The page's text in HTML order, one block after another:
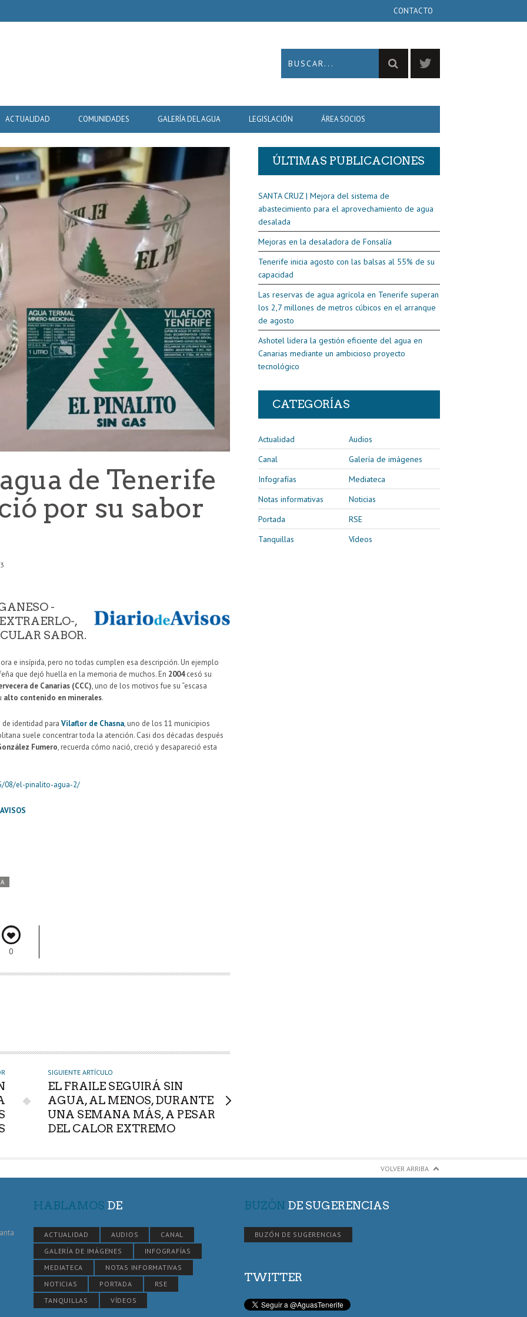
CONTACTO
ACTUALIDAD COMUNIDADES GALERÍA DEL AGUA LEGISLACIÓN ÁREA SOCIOS
de Tenerife
por su sabor
-
,
SABOR.
e insípida, pero no todas cumplen esa descripción. Un ejemplo
que dejó huella en la memoria de muchos. En 2004cesó su
de Canarias (CCC), uno de los motivos fue su “escasa
alto contenido en minerales.
identidad para Vilaflor de Chasna, uno de los 11 municipios
suele concentrar toda la atención. Casi dos décadas después
Fumero, recuerda cómo nació, creció y desapareció esta
08/el-pinalito-agua-2/
0
SIGUIENTE ARTÍCULO
EL FRAILE SEGUIRÁ SIN
AGUA, AL MENOS, DURANTE
UNA SEMANA MÁS, A PESAR
DEL CALOR EXTREMO
ÚLTIMAS PUBLICACIONES
SANTA CRUZ | Mejora del sistema de
abastecimiento para el aprovechamiento de agua
desalada
Mejoras en la desaladora de Fonsalía
Tenerife inicia agosto con las balsas al 55% de su
capacidad
Las reservas de agua agrícola en Tenerife superan
los 2,7 millones de metros cúbicos en el arranque
de agosto
Ashotel lidera la gestión eficiente del agua en
Canarias mediante un ambicioso proyecto
tecnológico
CATEGORÍAS
Actualidad
Audios
Canal
Galería de imágenes
Infografías
Mediateca
Notas informativas
Noticias
Portada
RSE
Tanquillas
Vídeos
VOLVER ARRIBA
HABLAMOS DE
ACTUALIDAD AUDIOS
CANAL
GALERÍA DE IMÁGENES
INFOGRAFÍAS
MEDIATECA
NOTAS INFORMATIVAS
NOTICIAS
PORTADA
RSE
TANQUILLAS
VÍDEOS
BUZÓN DE SUGERENCIAS
BUZÓN DE SUGERENCIAS
TWITTER